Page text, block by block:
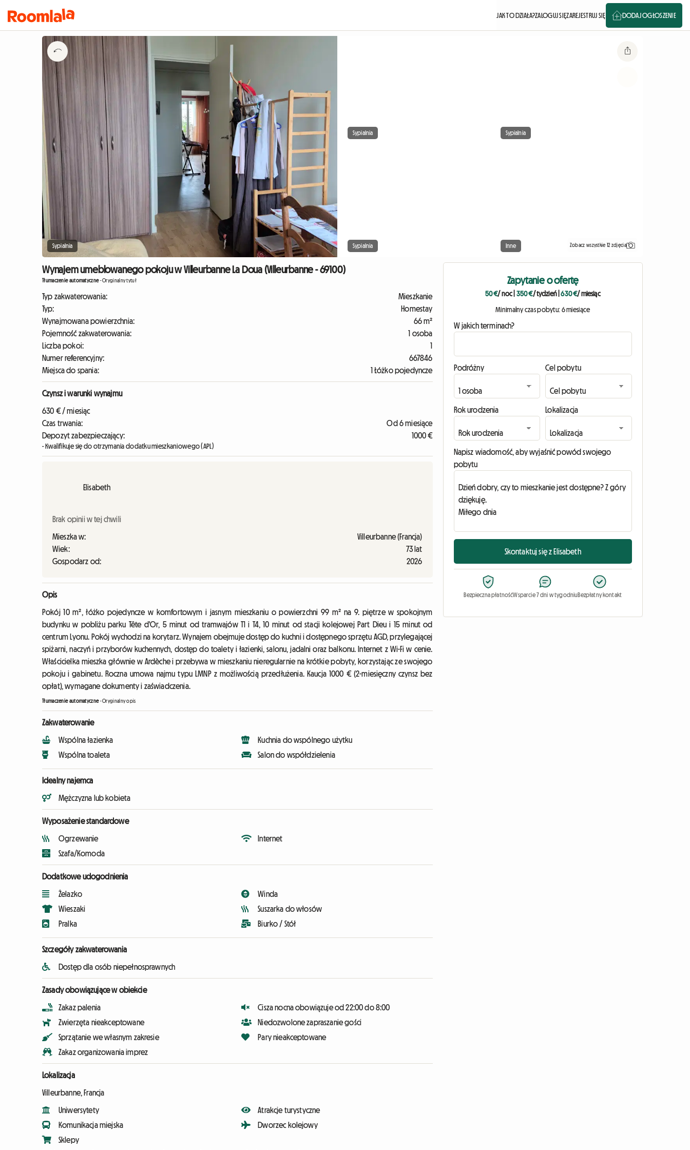
JAK TO DZIAŁA?ZALOGUJ SIĘZAREJESTRUJ SIĘ DODAJ OGŁOSZENIE
Sypialnia
Sypialnia Sypialnia
Sypialnia Inne Zobacz wszystkie 12 zdjęcia
Wynajem umeblowanego pokoju w Villeurbanne La Doua (Villeurbanne - 69100)
Tłumaczenie automatyczne-Oryginalny tytuł
Typ zakwaterowania:
Mieszkanie
Typ:
Homestay
Wynajmowana powierzchnia:
66 m²
Pojemność zakwaterowania:
1 osoba
Liczba pokoi:
1
Numer referencyjny:
667846
Miejsca do spania:
1 Łóżko pojedyncze
Czynsz i warunki wynajmu
630 € / miesiąc
Czas trwania:
Od 6 miesiące
Depozyt zabezpieczający:
1000 €
- Kwalifikuje się do otrzymania dodatku mieszkaniowego (APL)
Elisabeth
Brak opinii w tej chwili
Mieszka w:
Villeurbanne (Francja)
Wiek:
73 lat
Gospodarz od:
2026
Opis
Pokój 10 m², łóżko pojedyncze w komfortowym i jasnym mieszkaniu o powierzchni 99 m² na 9. piętrze w spokojnym
budynku w pobliżu parku Tête d'Or, 5 minut od tramwajów T1 i T4, 10 minut od stacji kolejowej Part Dieu i 15 minut od
centrum Lyonu. Pokój wychodzi na korytarz. Wynajem obejmuje dostęp do kuchni i dostępnego sprzętu AGD, przylegającej
spiżarni, naczyń i przyborów kuchennych, dostęp do toalety i łazienki, salonu, jadalni oraz balkonu. Internet z Wi-Fi w cenie.
Właścicielka mieszka głównie w Ardèche i przebywa w mieszkaniu nieregularnie na krótkie pobyty, korzystając ze swojego
pokoju i gabinetu. Roczna umowa najmu typu LMNP z możliwością przedłużenia. Kaucja 1000 € (2-miesięczny czynsz bez
opłat), wymagane dokumenty i zaświadczenia.
Tłumaczenie automatyczne-Oryginalny opis
Zakwaterowanie
Wspólna łazienka
Wspólna toaleta
Kuchnia do wspólnego użytku
Salon do współdzielenia
Idealny najemca
Mężczyzna lub kobieta
Wyposażenie standardowe
Ogrzewanie
Szafa/Komoda
Internet
Dodatkowe udogodnienia
Żelazko
Wieszaki
Pralka
Winda
Suszarka do włosów
Biurko / Stół
Szczegóły zakwaterowania
Dostęp dla osób niepełnosprawnych
Zasady obowiązujące w obiekcie
Zakaz palenia
Zwierzęta nieakceptowane
Sprzątanie we własnym zakresie
Zakaz organizowania imprez
Cisza nocna obowiązuje od 22:00 do 8:00
Niedozwolone zapraszanie gości
Pary nieakceptowane
Lokalizacja
Villeurbanne, Francja
Uniwersytety
Komunikacja miejska
Sklepy
Atrakcje turystyczne
Dworzec kolejowy
Zapytanie o ofertę
50 €/ noc 350 €/ tydzień|630 €/ miesiąc
Minimalny czas pobytu: 6 miesiące
W jakich terminach?
Podróżny Cel pobytu
Rok urodzenia Lokalizacja
Napisz wiadomość, aby wyjaśnić powód swojego
pobytu
Skontaktuj się z Elisabeth
Bezpieczna płatnośćWsparcie 7 dni w tygodniuBezpłatny kontakt